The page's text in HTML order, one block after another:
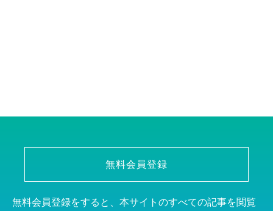
無料会員登録
無料会員登録をすると、本サイトのすべての記事を閲覧